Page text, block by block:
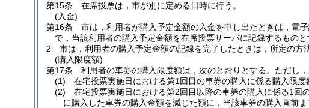
第15条
在席投票は，市が別に定める日時に行う。
(入金)
第16条
市は，利用者が購入予定金額の入金を申し出たときは，電
で，当該利用者の購入予定金額を在席投票サーバに記録するものと
2
市は，利用者の購入予定金額の記録を完了したときは，所定の方
(購入限度額)
第17条
利用者の車券の購入限度額は，次のとおりとする。 ただし
(1)
在宅投票実施日における第1回目の車券の購入に係る購入限
(2)
在宅投票実施日における第2回目以降の車券の購入に係る1
に購入した車券の購入金額を減じた額に，当該車券の購入直前